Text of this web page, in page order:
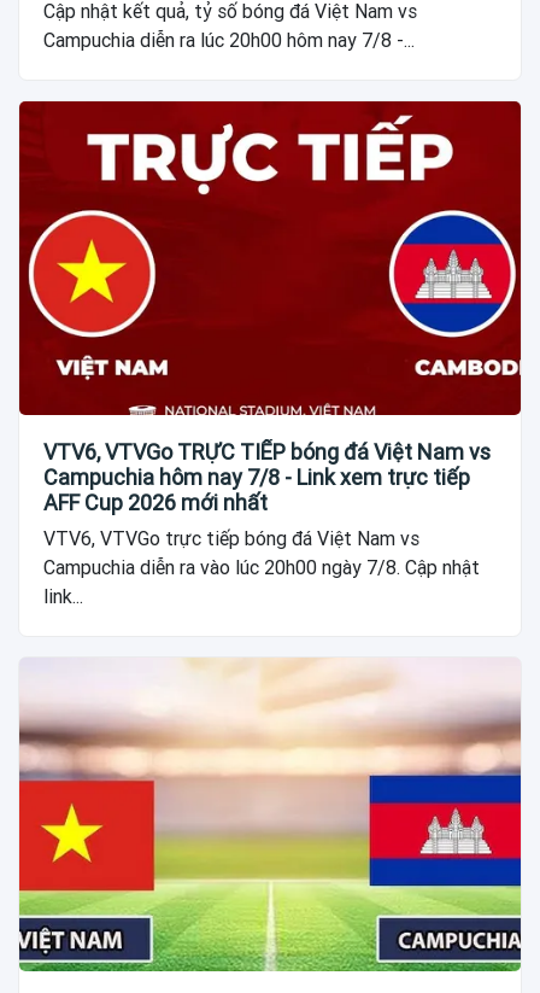
Cập nhật kết quả, tỷ số bóng đá Việt Nam vs
Campuchia diễn ra lúc 20h00 hôm nay 7/8 -...
VTV6, VTVGo TRỰC TIẾP bóng đá Việt Nam vs
Campuchia hôm nay 7/8 - Link xem trực tiếp
AFF Cup 2026 mới nhất
VTV6, VTVGo trực tiếp bóng đá Việt Nam vs
Campuchia diễn ra vào lúc 20h00 ngày 7/8. Cập nhật
link...